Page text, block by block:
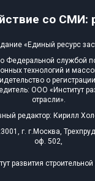
со СМИ:
«Единый ресурс
Федеральной службой
технологий и
о
ООО «Институт
отрасли».
редактор: Кирилл
г. г.Москва,
оф. 502,
развития строительной